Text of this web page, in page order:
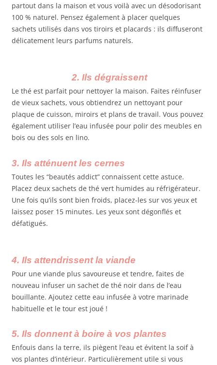
partout dans la maison et vous voilà avec un désodorisant
100 % naturel. Pensez également à placer quelques
sachets utilisés dans vos tiroirs et placards : ils diffuseront
délicatement leurs parfums naturels.
2. Ils dégraissent
Le thé est parfait pour nettoyer la maison. Faites réinfuser
de vieux sachets, vous obtiendrez un nettoyant pour
plaque de cuisson, miroirs et plans de travail. Vous pouvez
également utiliser l’eau infusée pour polir des meubles en
bois ou des sols en lino.
3. Ils atténuent les cernes
Toutes les “beautés addict” connaissent cette astuce.
Placez deux sachets de thé vert humides au réfrigérateur.
Une fois qu’ils sont bien froids, placez-les sur vos yeux et
laissez poser 15 minutes. Les yeux sont dégonflés et
défatigués.
4. Ils attendrissent la viande
Pour une viande plus savoureuse et tendre, faites de
nouveau infuser un sachet de thé noir dans de l’eau
bouillante. Ajoutez cette eau infusée à votre marinade
habituelle et le tour est joué !
5. Ils donnent à boire à vos plantes
Enfouis dans la terre, ils piègent l’eau et évitent la soif à
vos plantes d’intérieur. Particulièrement utile si vous